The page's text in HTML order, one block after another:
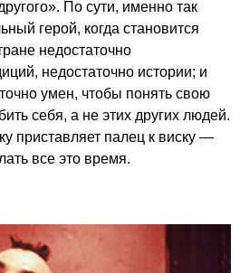
По сути, именно так
герой, когда становится
недостаточно
недостаточно истории; и
умен, чтобы понять свою
себя, а не этих других людей.
приставляет палец к виску —
все это время.